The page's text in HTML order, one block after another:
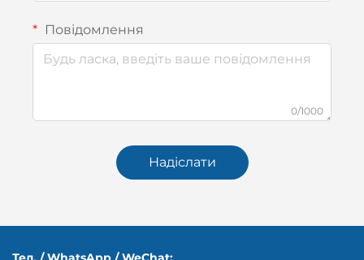
Повідомлення
0/1000
Надіслати